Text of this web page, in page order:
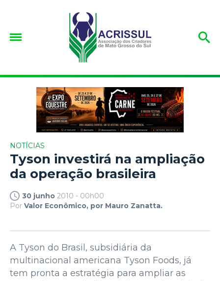
NOTÍCIAS
Tyson investirá na ampliação
da operação brasileira
30 junho 2010 - 00h00
Por Valor Econômico, por Mauro Zanatta.
A Tyson do Brasil, subsidiária da
multinacional americana Tyson Foods, já
tem pronta a estratégia para ampliar as